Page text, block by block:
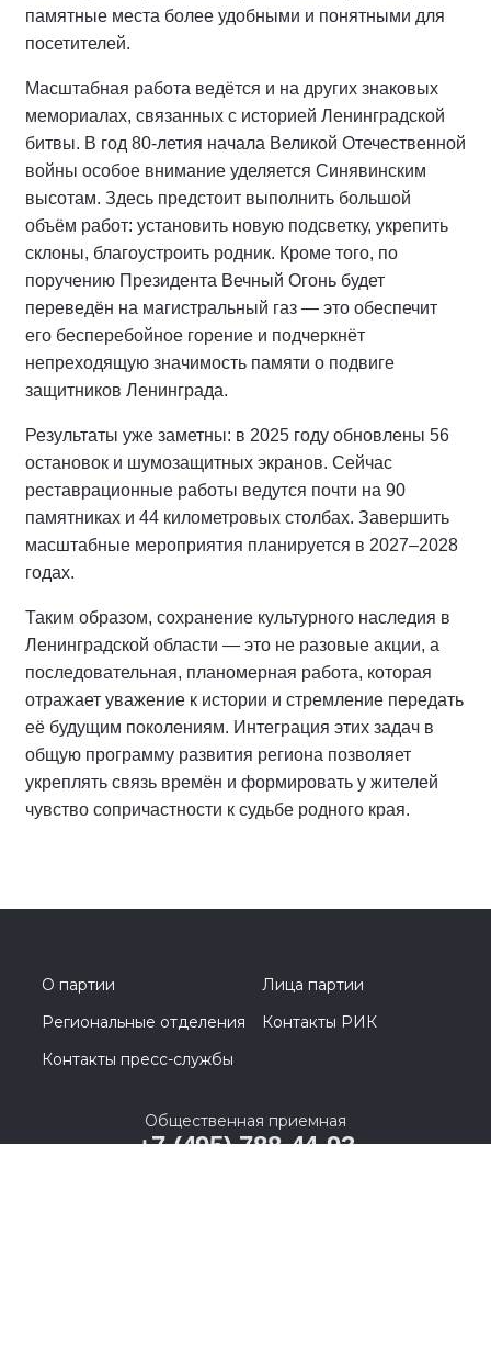
памятные места более удобными и понятными для
посетителей.
Масштабная работа ведётся и на других знаковых
мемориалах, связанных с историей Ленинградской
битвы. В год 80‑летия начала Великой Отечественной
войны особое внимание уделяется Синявинским
высотам. Здесь предстоит выполнить большой
объём работ: установить новую подсветку, укрепить
склоны, благоустроить родник. Кроме того, по
поручению Президента Вечный Огонь будет
переведён на магистральный газ — это обеспечит
его бесперебойное горение и подчеркнёт
непреходящую значимость памяти о подвиге
защитников Ленинграда.
Результаты уже заметны: в 2025 году обновлены 56
остановок и шумозащитных экранов. Сейчас
реставрационные работы ведутся почти на 90
памятниках и 44 километровых столбах. Завершить
масштабные мероприятия планируется в 2027–2028
годах.
Таким образом, сохранение культурного наследия в
Ленинградской области — это не разовые акции, а
последовательная, планомерная работа, которая
отражает уважение к истории и стремление передать
её будущим поколениям. Интеграция этих задач в
общую программу развития региона позволяет
укреплять связь времён и формировать у жителей
чувство сопричастности к судьбе родного края.
О партии
Лица партии
Региональные отделения
Контакты РИК
Контакты пресс-службы
Общественная приемная
+7 (495) 788-44-93